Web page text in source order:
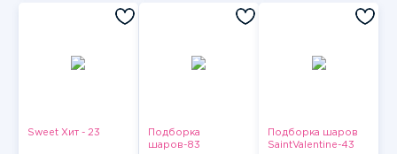
Sweet Хит - 23
Подборка
шаров-83
Подборка шаров
SaintValentine-43